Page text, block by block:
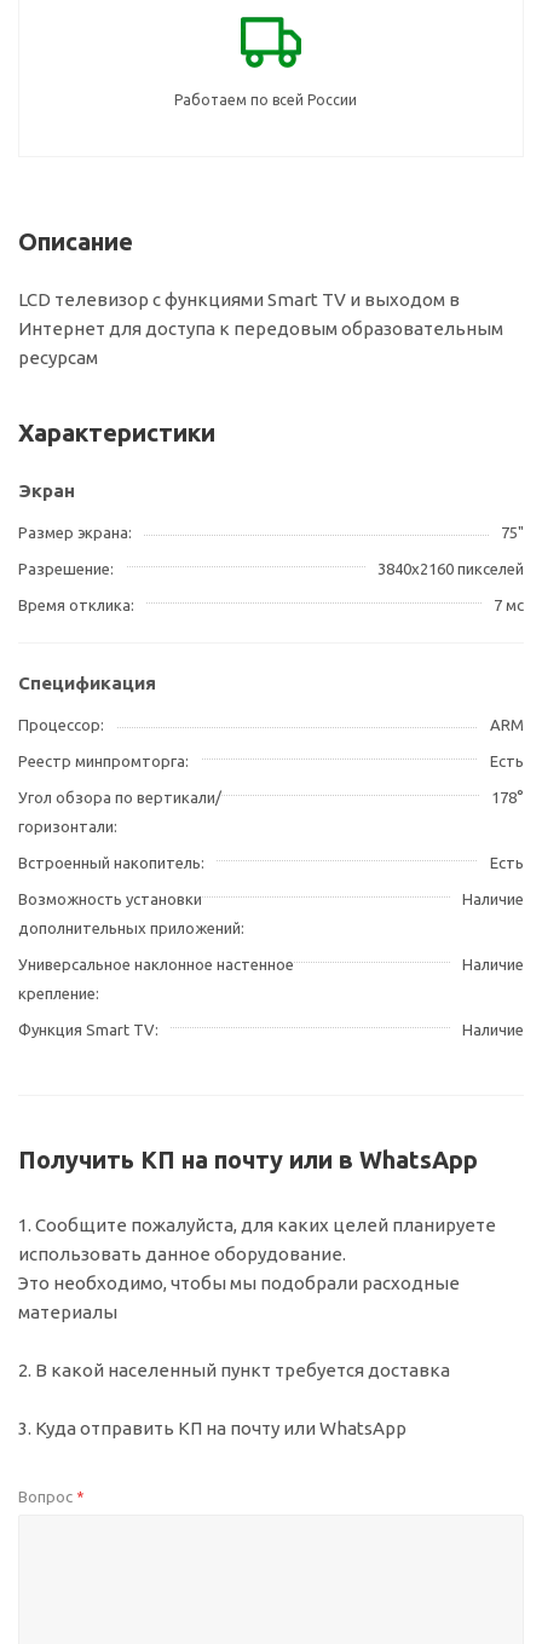
Работаем по всей России
Описание
LCD телевизор с функциями Smart TV и выходом в
Интернет для доступа к передовым образовательным
ресурсам
Характеристики
Экран
Размер экрана 75"
Разрешение 3840х2160 пикселей
Время отклика 7 мс
Спецификация
Процессор ARM
Реестр минпромторга Есть
Угол обзора по вертикали/
горизонтали
178°
Встроенный накопитель Есть
Возможность установки
дополнительных приложений
Наличие
Универсальное наклонное настенное
крепление
Наличие
Функция Smart TV Наличие
Получить КП на почту или в WhatsApp
1. Сообщите пожалуйста, для каких целей планируете
использовать данное оборудование.
Это необходимо, чтобы мы подобрали расходные
материалы
2. В какой населенный пункт требуется доставка
3. Куда отправить КП на почту или WhatsApp
Вопрос *